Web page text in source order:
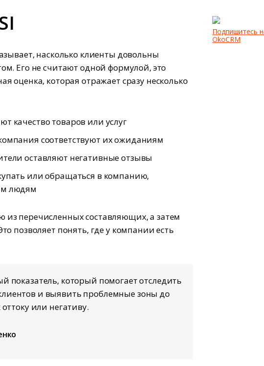
насколько клиенты довольны
Его не считают одной формулой, это
оценка, которая отражает сразу несколько
качество товаров или услуг
соответствуют их ожиданиям
оставляют негативные отзывы
или обращаться в компанию,
людям
перечисленных составляющих, а затем
позволяет понять, где у компании есть
Подпишитесь
OkoCRM
показатель, который помогает отследить
и выявить проблемные зоны до
или негативу.